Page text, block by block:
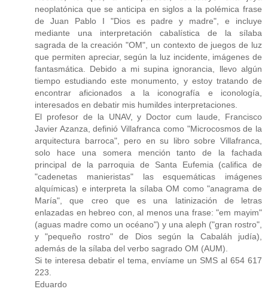
neoplatónica que se anticipa en siglos a la polémica frase
de Juan Pablo I "Dios es padre y madre", e incluye
mediante una interpretación cabalística de la sílaba
sagrada de la creación "OM", un contexto de juegos de luz
que permiten apreciar, según la luz incidente, imágenes de
fantasmática. Debido a mi supina ignorancia, llevo algún
tiempo estudiando este monumento, y estoy tratando de
encontrar aficionados a la iconografía e iconología,
interesados en debatir mis humildes interpretaciones.
El profesor de la UNAV, y Doctor cum laude, Francisco
Javier Azanza, definió Villafranca como "Microcosmos de la
arquitectura barroca", pero en su libro sobre Villafranca,
solo hace una somera mención tanto de la fachada
principal de la parroquia de Santa Eufemia (califica de
"cadenetas manieristas" las esquemáticas imágenes
alquímicas) e interpreta la sílaba OM como "anagrama de
María", que creo que es una latinización de letras
enlazadas en hebreo con, al menos una frase: "em mayim"
(aguas madre como un océano") y una aleph ("gran rostro",
y "pequeño rostro" de Dios según la Cabaláh judía),
además de la sílaba del verbo sagrado OM (AUM).
Si te interesa debatir el tema, envíame un SMS al 654 617
223.
Eduardo